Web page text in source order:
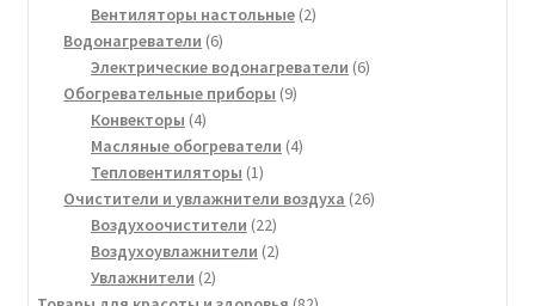
товара
Вентиляторы настольные 22
Водонагреватели 66
товаров
Электрические водонагреватели 66
Обогревательные приборы 99
Конвекторы 44
товара
Масляные обогреватели 44
Тепловентиляторы 11
товар
Очистители и увлажнители воздуха 2626
Воздухоочистители 2222
товара
Воздухоувлажнители 22
Увлажнители 22